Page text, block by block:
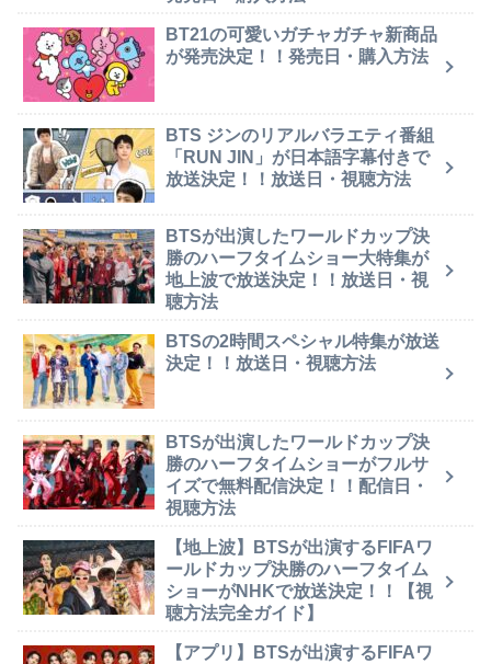
BT21の可愛いガチャガチャ新商品
が発売決定！！発売日・購入方法
BTS ジンのリアルバラエティ番組
「RUN JIN」が日本語字幕付きで
放送決定！！放送日・視聴方法
BTSが出演したワールドカップ決
勝のハーフタイムショー大特集が
地上波で放送決定！！放送日・視
聴方法
BTSの2時間スペシャル特集が放送
決定！！放送日・視聴方法
BTSが出演したワールドカップ決
勝のハーフタイムショーがフルサ
イズで無料配信決定！！配信日・
視聴方法
【地上波】BTSが出演するFIFAワ
ールドカップ決勝のハーフタイム
ショーがNHKで放送決定！！【視
聴方法完全ガイド】
【アプリ】BTSが出演するFIFAワ